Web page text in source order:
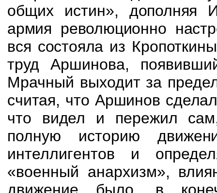
общих истин», дополняя
армия революционно
вся состояла из
трудАршинова,
Мрачный выходит за
считая, что Аршинов
что видел и пережил
полную историю
интеллигентов и
«военный анархизм»,